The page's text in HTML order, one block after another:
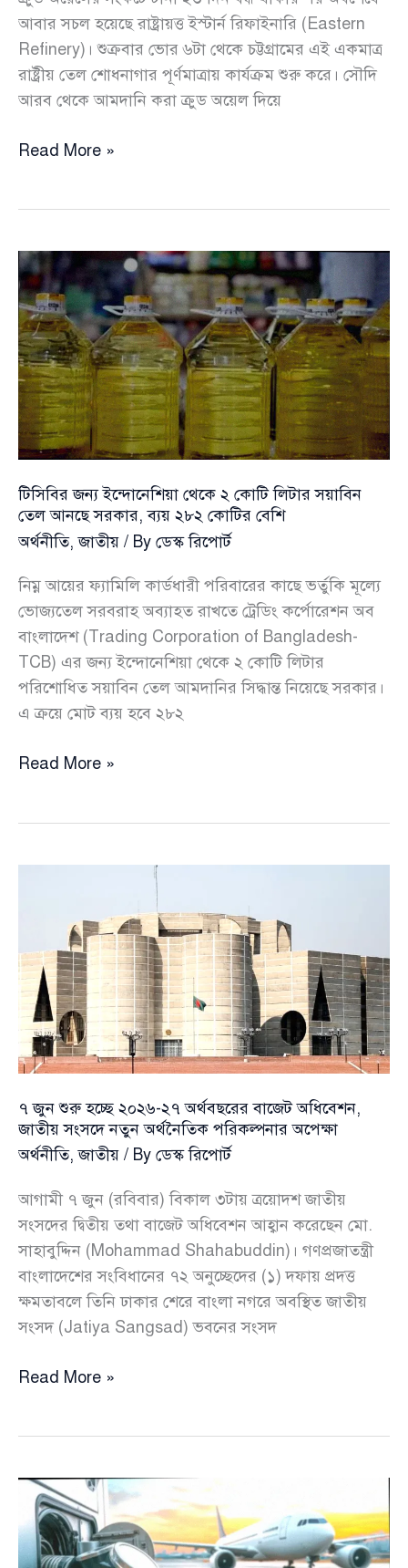
আবার সচল হয়েছে রাষ্ট্রায়ত্ত ইস্টার্ন রিফাইনারি (Eastern
Refinery)। শুক্রবার ভোর ৬টা থেকে চট্টগ্রামের এই একমাত্র
রাষ্ট্রীয় তেল শোধনাগার পূর্ণমাত্রায় কার্যক্রম শুরু করে। সৌদি
আরব থেকে আমদানি করা ক্রুড অয়েল দিয়ে
২৩
সচল
ইস্টার্ন
রিফাইনারি,
সৌদি
ক্রুডে
ফিরল
জ্বালানি
পরিশোধন
কার্যক্রম
Read More »
টিসিবির জন্য ইন্দোনেশিয়া থেকে ২ কোটি লিটার সয়াবিন
তেল আনছে সরকার, ব্যয় ২৮২ কোটির বেশি
অর্থনীতি,জাতীয় / By ডেস্ক রিপোর্ট
নিম্ন আয়ের ফ্যামিলি কার্ডধারী পরিবারের কাছে ভর্তুকি মূল্যে
ভোজ্যতেল সরবরাহ অব্যাহত রাখতে ট্রেডিং কর্পোরেশন অব
বাংলাদেশ (Trading Corporation of Bangladesh-
TCB) এর জন্য ইন্দোনেশিয়া থেকে ২ কোটি লিটার
পরিশোধিত সয়াবিন তেল আমদানির সিদ্ধান্ত নিয়েছে সরকার।
এ ক্রয়ে মোট ব্যয় হবে ২৮২
টিসিবির
২
তেল
আনছে
সরকার,
ব্যয়
২৮২
বেশি
Read More »
৭ জুন শুরু হচ্ছে ২০২৬-২৭ অর্থবছরের বাজেট অধিবেশন,
জাতীয় সংসদে নতুন অর্থনৈতিক পরিকল্পনার অপেক্ষা
অর্থনীতি,জাতীয় / By ডেস্ক রিপোর্ট
আগামী ৭ জুন (রবিবার) বিকাল ৩টায় ত্রয়োদশ জাতীয়
সংসদের দ্বিতীয় তথা বাজেট অধিবেশন আহ্বান করেছেন মো.
সাহাবুদ্দিন (Mohammad Shahabuddin)। গণপ্রজাতন্ত্রী
বাংলাদেশের সংবিধানের ৭২ অনুচ্ছেদের (১) দফায় প্রদত্ত
ক্ষমতাবলে তিনি ঢাকার শেরে বাংলা নগরে অবস্থিত জাতীয়
সংসদ (Jatiya Sangsad) ভবনের সংসদ
৭
২০২৬-২৭
অর্থবছরের
বাজেট
অধিবেশন,
Read More »